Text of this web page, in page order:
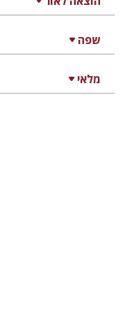
שפה
מלאי